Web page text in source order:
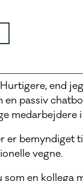
end
en passiv
medarbejdere
er bemyndiget
vegne.
en kollega